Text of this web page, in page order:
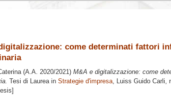
come determinati fattori
(A.A. 2020/2021) M&A e digitalizzazione: come
Tesi di Laurea in Strategie d'impresa, Luiss Guido Carli,